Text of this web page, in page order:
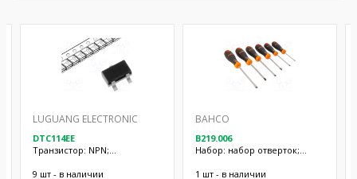
LUGUANG ELECTRONIC
DTC114EE
Транзистор: NPN;
0,15Вт; SOT523
9 шт - в наличии
BAHCO
B219.006
Hабор: набор отверток;
6шт.
1 шт - в наличии